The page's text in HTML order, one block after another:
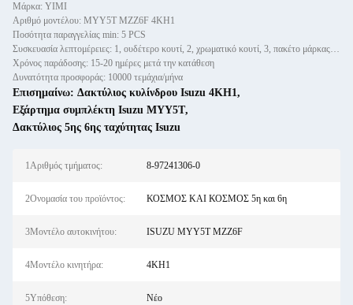
Μάρκα: YIMI
Αριθμό μοντέλου: ΜΥY5T MZZ6F 4KH1
Ποσότητα παραγγελίας min: 5 PCS
Συσκευασία λεπτομέρειες: 1, ουδέτερο κουτί, 2, χρωματικό κουτί, 3, πακέτο μάρκας πελάτη
Χρόνος παράδοσης: 15-20 ημέρες μετά την κατάθεση
Δυνατότητα προσφοράς: 10000 τεμάχια/μήνα
Επισημαίνω: Δακτύλιος κυλίνδρου Isuzu 4KH1,
Εξάρτημα συμπλέκτη Isuzu MYY5T,
Δακτύλιος 5ης 6ης ταχύτητας Isuzu
1Αριθμός τμήματος: 8-97241306-0
2Ονομασία του προϊόντος: ΚΟΣΜΟΣ ΚΑΙ ΚΟΣΜΟΣ 5η και 6η
3Μοντέλο αυτοκινήτου: ISUZU MYY5T MZZ6F
4Μοντέλο κινητήρα: 4KH1
5Υπόθεση: Νέο